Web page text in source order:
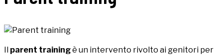
Il parent trainingè un intervento rivolto ai genitori per